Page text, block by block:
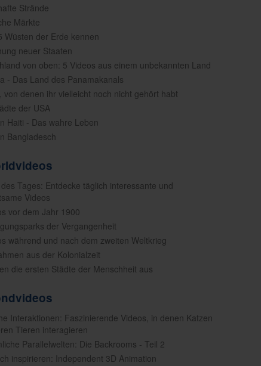
Strände
Märkte
Wüsten der Erde kennen
neuer Staaten
von oben: 5 Videos aus einem unbekannten Land
- Das Land des Panamakanals
von denen ihr vielleicht noch nicht gehört habt
der USA
Haiti - Das wahre Leben
Bangladesch
des Tages: Entdecke täglich interessante und
Videos
vor dem Jahr 1900
der Vergangenheit
während und nach dem zweiten Weltkrieg
aus der Kolonialzeit
die ersten Städte der Menschheit aus
Interaktionen: Faszinierende Videos, in denen Katzen
Tieren interagieren
Parallelwelten: Die Backrooms - Teil 2
inspirieren: Independent 3D Animation